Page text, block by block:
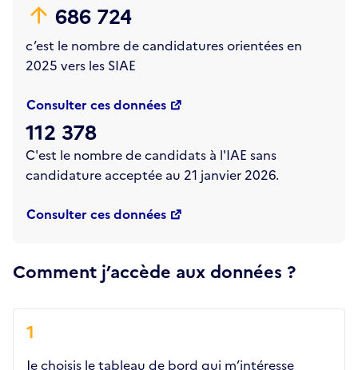
686 724
c’est le nombre de candidatures orientées en
2025 vers les SIAE
Consulter ces données
112 378
C'est le nombre de candidats à l'IAE sans
candidature acceptée au 21 janvier 2026.
Consulter ces données
Comment j’accède aux données ?
1
Je choisis le tableau de bord qui m’intéresse